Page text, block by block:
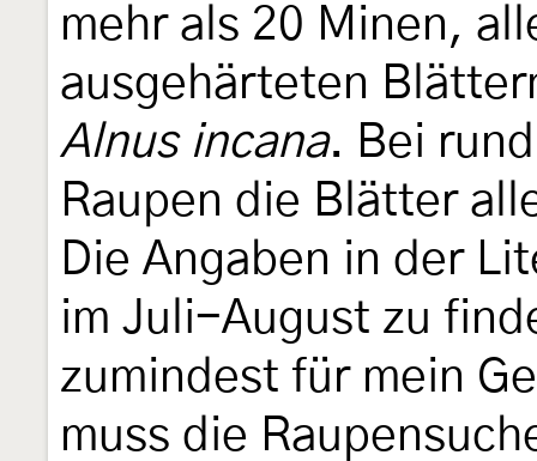
mehr als 20 Minen,
ausgehärteten
Alnus incana. Bei
Raupen die Blätter
Die Angaben in der
im Juli-August zu
zumindest für mein
muss die